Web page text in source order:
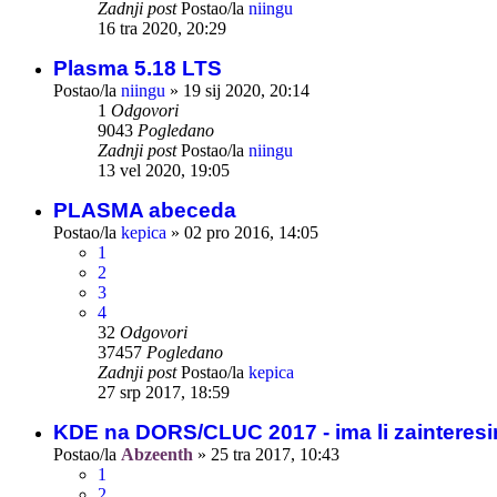
Zadnji postPostao/la niingu
16 tra 2020, 20:29
Plasma 5.18 LTS
Postao/la niingu » 19 sij 2020, 20:14
1 Odgovori
9043 Pogledano
Zadnji postPostao/la niingu
13 vel 2020, 19:05
PLASMA abeceda
Postao/la kepica » 02 pro 2016, 14:05
1
2
3
4
32 Odgovori
37457 Pogledano
Zadnji postPostao/la kepica
27 srp 2017, 18:59
KDE na DORS/CLUC 2017 - ima li
Postao/la Abzeenth » 25 tra 2017, 10:43
1